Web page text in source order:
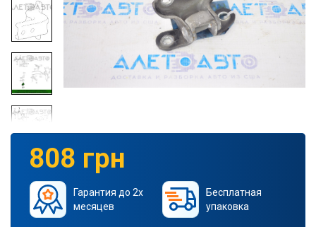
808 грн
Гарантия до 2х
месяцев
Бесплатная
упаковка